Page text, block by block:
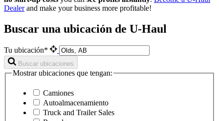
Dealerand make your business more profitable!
Buscar una ubicación de U-Haul
Tu ubicación*
Buscar ubicaciones
Mostrar ubicaciones que tengan:
Camiones
Autoalmacenamiento
Truck and Trailer Sales